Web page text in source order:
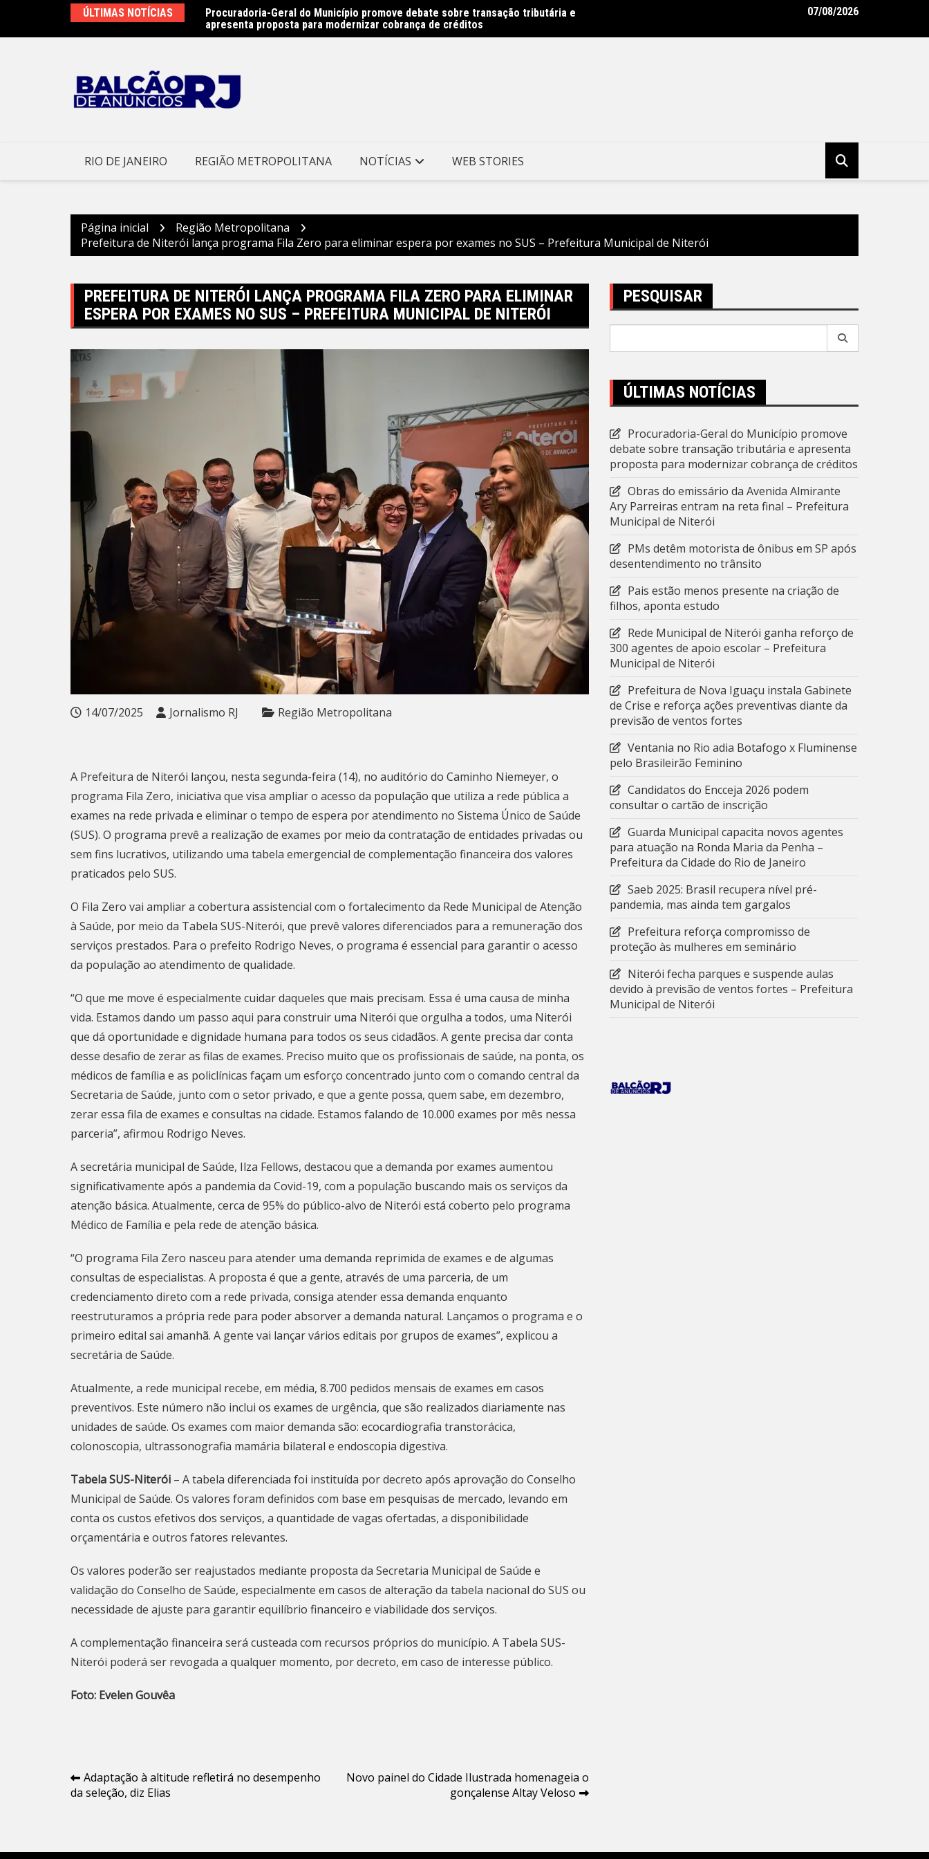
o
ÚLTIMAS NOTÍCIAS
na Praia de São Francisco neste sábado
Procuradoria-Geral do Município promove debate sobre transação tributária e
apresenta proposta para modernizar cobrança de créditos
Obras do emissário da Avenida Almirante Ary Parreiras entram na reta
07/08/2026
RIO DE JANEIRO REGIÃO METROPOLITANA NOTÍCIAS WEB STORIES
Página inicial
Região Metropolitana
Prefeitura de Niterói lança programa Fila Zero para eliminar espera por exames no SUS – Prefeitura Municipal de Niterói
PREFEITURA DE NITERÓI LANÇA PROGRAMA FILA ZERO PARA ELIMINAR
ESPERA POR EXAMES NO SUS – PREFEITURA MUNICIPAL DE NITERÓI
14/07/2025 Jornalismo RJ Região Metropolitana
A Prefeitura de Niterói lançou, nesta segunda-feira (14), no auditório do Caminho Niemeyer, o
programa Fila Zero, iniciativa que visa ampliar o acesso da população que utiliza a rede pública a
exames na rede privada e eliminar o tempo de espera por atendimento no Sistema Único de Saúde
(SUS). O programa prevê a realização de exames por meio da contratação de entidades privadas ou
sem fins lucrativos, utilizando uma tabela emergencial de complementação financeira dos valores
praticados pelo SUS.
O Fila Zero vai ampliar a cobertura assistencial com o fortalecimento da Rede Municipal de Atenção
à Saúde, por meio da Tabela SUS-Niterói, que prevê valores diferenciados para a remuneração dos
serviços prestados. Para o prefeito Rodrigo Neves, o programa é essencial para garantir o acesso
da população ao atendimento de qualidade.
“O que me move é especialmente cuidar daqueles que mais precisam. Essa é uma causa de minha
vida. Estamos dando um passo aqui para construir uma Niterói que orgulha a todos, uma Niterói
que dá oportunidade e dignidade humana para todos os seus cidadãos. A gente precisa dar conta
desse desafio de zerar as filas de exames. Preciso muito que os profissionais de saúde, na ponta, os
médicos de família e as policlínicas façam um esforço concentrado junto com o comando central da
Secretaria de Saúde, junto com o setor privado, e que a gente possa, quem sabe, em dezembro,
zerar essa fila de exames e consultas na cidade. Estamos falando de 10.000 exames por mês nessa
parceria”, afirmou Rodrigo Neves.
A secretária municipal de Saúde, Ilza Fellows, destacou que a demanda por exames aumentou
significativamente após a pandemia da Covid-19, com a população buscando mais os serviços da
atenção básica. Atualmente, cerca de 95% do público-alvo de Niterói está coberto pelo programa
Médico de Família e pela rede de atenção básica.
“O programa Fila Zero nasceu para atender uma demanda reprimida de exames e de algumas
consultas de especialistas. A proposta é que a gente, através de uma parceria, de um
credenciamento direto com a rede privada, consiga atender essa demanda enquanto
reestruturamos a própria rede para poder absorver a demanda natural. Lançamos o programa e o
primeiro edital sai amanhã. A gente vai lançar vários editais por grupos de exames”, explicou a
secretária de Saúde.
Atualmente, a rede municipal recebe, em média, 8.700 pedidos mensais de exames em casos
preventivos. Este número não inclui os exames de urgência, que são realizados diariamente nas
unidades de saúde. Os exames com maior demanda são: ecocardiografia transtorácica,
colonoscopia, ultrassonografia mamária bilateral e endoscopia digestiva.
Tabela SUS-Niterói – A tabela diferenciada foi instituída por decreto após aprovação do Conselho
Municipal de Saúde. Os valores foram definidos com base em pesquisas de mercado, levando em
conta os custos efetivos dos serviços, a quantidade de vagas ofertadas, a disponibilidade
orçamentária e outros fatores relevantes.
Os valores poderão ser reajustados mediante proposta da Secretaria Municipal de Saúde e
validação do Conselho de Saúde, especialmente em casos de alteração da tabela nacional do SUS ou
necessidade de ajuste para garantir equilíbrio financeiro e viabilidade dos serviços.
A complementação financeira será custeada com recursos próprios do município. A Tabela SUS-
Niterói poderá ser revogada a qualquer momento, por decreto, em caso de interesse público.
Foto: Evelen Gouvêa
Navegação
de
Adaptação à altitude refletirá no desempenho
da seleção, diz Elias
Novo painel do Cidade Ilustrada homenageia o
gonçalense Altay Veloso
PESQUISAR
ÚLTIMAS NOTÍCIAS
Procuradoria-Geral do Município promove
debate sobre transação tributária e apresenta
proposta para modernizar cobrança de créditos
Obras do emissário da Avenida Almirante
Ary Parreiras entram na reta final – Prefeitura
Municipal de Niterói
PMs detêm motorista de ônibus em SP após
desentendimento no trânsito
Pais estão menos presente na criação de
filhos, aponta estudo
Rede Municipal de Niterói ganha reforço de
300 agentes de apoio escolar – Prefeitura
Municipal de Niterói
Prefeitura de Nova Iguaçu instala Gabinete
de Crise e reforça ações preventivas diante da
previsão de ventos fortes
Ventania no Rio adia Botafogo x Fluminense
pelo Brasileirão Feminino
Candidatos do Encceja 2026 podem
consultar o cartão de inscrição
Guarda Municipal capacita novos agentes
para atuação na Ronda Maria da Penha –
Prefeitura da Cidade do Rio de Janeiro
Saeb 2025: Brasil recupera nível pré-
pandemia, mas ainda tem gargalos
Prefeitura reforça compromisso de
proteção às mulheres em seminário
Niterói fecha parques e suspende aulas
devido à previsão de ventos fortes – Prefeitura
Municipal de Niterói